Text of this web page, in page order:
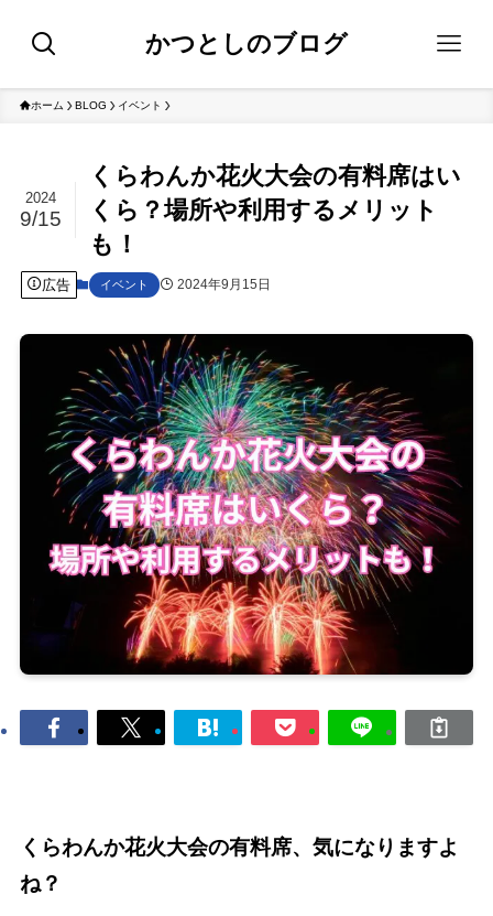
かつとしのブログ
ホーム BLOG イベント
くらわんか花火大会の有料席はい
くら？場所や利用するメリット
も！
2024
9/15
広告 イベント 2024年9月15日
くらわんか花火大会の有料席、気になりますよ
ね？